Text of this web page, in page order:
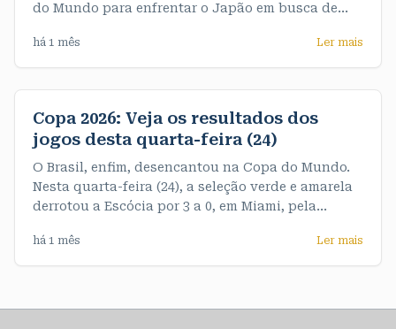
do Mundo para enfrentar o Japão em busca de
às 13h (horário de Rondônia). A partir de agora,
não há espaço para erros: quem vencer avança, e
há 1 mês Ler mais
Copa 2026: Veja os resultados dos
jogos desta quarta-feira (24)
O Brasil, enfim, desencantou na Copa do Mundo.
Nesta quarta-feira (24), a seleção verde e amarela
derrotou a Escócia por 3 a 0, em Miami, pela
garantiu o primeiro objetivo do Mundial, que era
terminar o grupo na liderança, com sete pontos. >>
há 1 mês Ler mais